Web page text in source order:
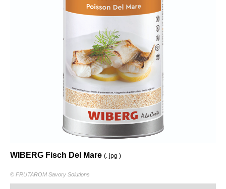
WIBERG Fisch Del Mare (. jpg )
© FRUTAROM Savory Solutions